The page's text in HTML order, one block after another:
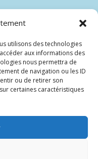
utilisons des technologies
aux informations des
nous permettra de
de navigation ou les ID
ou de retirer son
certaines caractéristiques